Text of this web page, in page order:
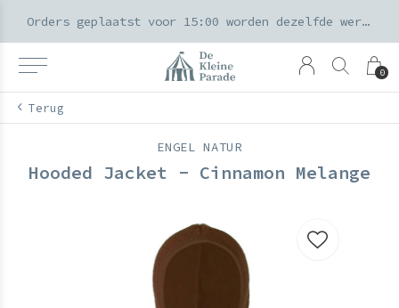
0
Orders geplaatst voor 15:00 worden dezelfde werkdag verzonden
Terug
ENGEL NATUR
Hooded Jacket - Cinnamon Melange